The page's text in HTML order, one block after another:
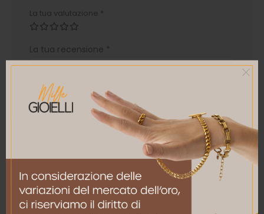
La tua valutazione *
La tua recensione *
Email *